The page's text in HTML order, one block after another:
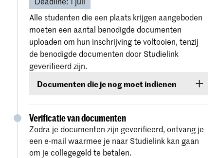
Voor de aanvraag moeten studenten alle relevante
documenten indienen door deze te uploaden naar
Osiris Online Application.
We starten de procedure voor je verblijfsvergunning
zodra we alle vereiste documenten en de betaling
hebben ontvangen.
Meer informatie over de
Alle studenten die een plaats krijgen aangeboden
moeten een aantal benodigde documenten
uploaden om hun inschrijving te voltooien, tenzij
de benodigde documenten door Studielink
geverifieerd zijn.
Documenten die je nog moet indienen
Kopie van je paspoort, geopend op de
pagina met je foto en persoonlijke
informatie.
Verificatie van documenten
Zodra je documenten zijn geverifieerd, ontvang je
een e-mail waarmee je naar Studielink kan gaan
om je collegegeld te betalen.